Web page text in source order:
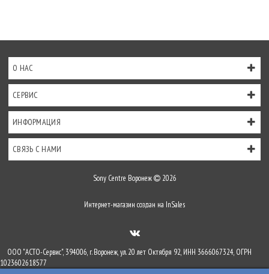
О НАС
СЕРВИС
ИНФОРМАЦИЯ
СВЯЗЬ С НАМИ
Sony Centre Воронеж 2026
Интернет-магазин создан на InSales
ООО "АСТО-Сервис", 394006, г. Воронеж, ул. 20 лет Октября 92, ИНН 3666067324, ОГРН
1023602618577